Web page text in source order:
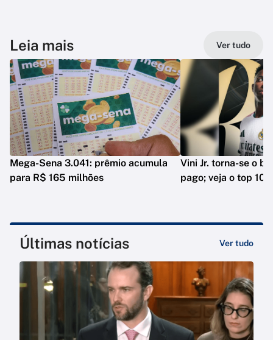
Leia mais Ver tudo
Mega-Sena 3.041: prêmio acumula
para R$ 165 milhões
Vini Jr. torna-se o
pago; veja o top 10
Últimas notícias Ver tudo